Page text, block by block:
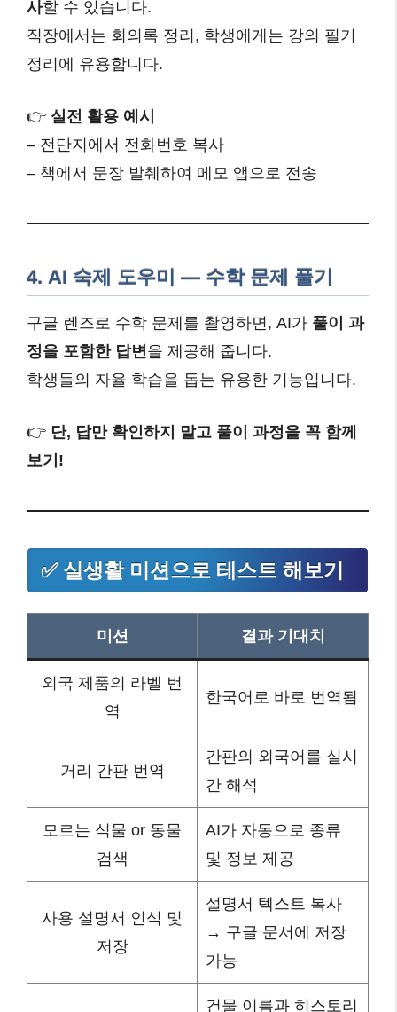
사할 수 있습니다.
직장에서는 회의록 정리, 학생에게는 강의 필기
정리에 유용합니다.
👉 실전 활용 예시
– 전단지에서 전화번호 복사
– 책에서 문장 발췌하여 메모 앱으로 전송
4. AI 숙제 도우미 — 수학 문제 풀기
구글 렌즈로 수학 문제를 촬영하면, AI가 풀이 과
정을 포함한 답변을 제공해 줍니다.
학생들의 자율 학습을 돕는 유용한 기능입니다.
👉 단, 답만 확인하지 말고 풀이 과정을 꼭 함께
보기!
✅ 실생활 미션으로 테스트 해보기
미션 결과 기대치
외국 제품의 라벨 번
역
한국어로 바로 번역됨
거리 간판 번역
간판의 외국어를 실시
간 해석
모르는 식물 or 동물
검색
AI가 자동으로 종류
및 정보 제공
사용 설명서 인식 및
저장
설명서 텍스트 복사
→ 구글 문서에 저장
가능
건물 이름과 히스토리